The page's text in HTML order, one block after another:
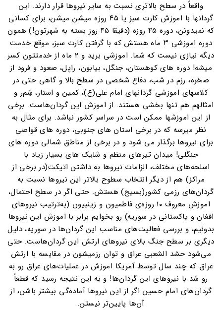
واقعاً در سطح بالاتری نسبت به سایر نیروها قرار دارند. این
گردانها با اموزش کارت سبز یا ۴۵ روزه میشن میشن، برای کسانی
که نمیدونن، دوره ۴۵ روزه (دقیقا ۴۵ روز بسته به شهرتون!) همون
دوره اموزشی ۳ ماه هستش که با گرفتن کارت سبز، موقع خدمت
دیگه نیازی نیست که شما. اموزشی برید و ۲ ماه از خدمتتون کسر
میشه! دوره های کوهستان، جنگل، بیابون، راپل، صعود و فرود از
صخره، رزم در شب، دفاع شخصی در سطح بالا و گاهی حتی در
کلاسهای اموزشی گردانهای امام علی(ع)، کمین و استار، شِم‌ر و
امثالهم هم تنها بخشی هستند. از اموزش این گردان‌هاست. برخی
از این اموزشها ممکن است در سراسر کشور نباشد. برای مثال به
نظر میرسه که در برخی استان های جنوبی، دوره های قواصی
برای نیروها برگذار می شود و در برخی از مناطق شمالی دوره های
جنگلی! میدان تیرهای منظم و شلیک های بسیار زیاد با
اسلحه‌های مختلف، الزامات نیروها به داشتن اتیکت(در برخی از
مراکز) هم از دیگر انتخاب سطوح بالاتر این نیروها نسبت به
گردان‌های رزمی کشور(بسیج) هستش. حتی اگر در سطح احتمال،
اموزش معروف ۱۰ روزه‌ی فاطمیون و زینبیون (به‌ترتیب نیروهای
افغان و پاکستانی در سوریه) رو بخوایم برابر با اموزش این نیروها
بدونیم، و بررسی فعالیت‌های مناسب این گردان‌ها در سوریه، دلیل
دیگری بر سطح جنگ بالای نیروهای ارتش این گردان‌هاست. حتی
می‌شود حشد الشعبی عراق و توان رزمیشون در مقایسه با ارتش
عراق که چند سال توسط آمریکا اموزش در عملیات‌های عراق رو به
رو شد با نیروهای این گردان‌ها! و به این نتیجه رسید که قطعاً
گردان‌های امام حسین اگر از این نیروها آماده‌گی بیشتر باشن، از
آن‌ها پایین‌تر نیستن.